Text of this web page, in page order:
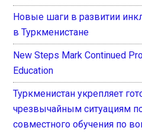
Новые шаги в развитии
в Туркменистане
New Steps Mark Continued
Education
Туркменистан укрепляет
чрезвычайным ситуациям
совместного обучения по